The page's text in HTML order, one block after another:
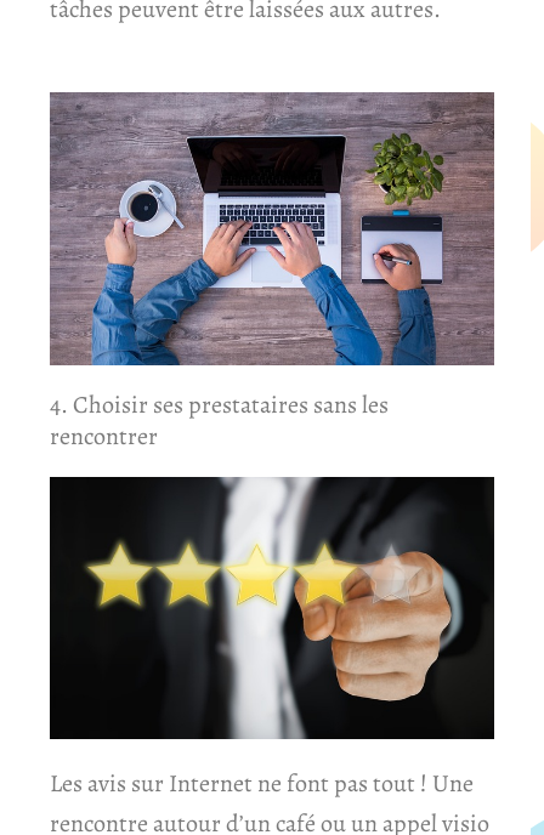
tâches peuvent être laissées aux autres.
4. Choisir ses prestataires sans les
rencontrer
Les avis sur Internet ne font pas tout ! Une
rencontre autour d’un café ou un appel visio